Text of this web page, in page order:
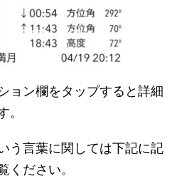
ョン欄をタップすると詳細
。
う言葉に関しては下記に記
ください。